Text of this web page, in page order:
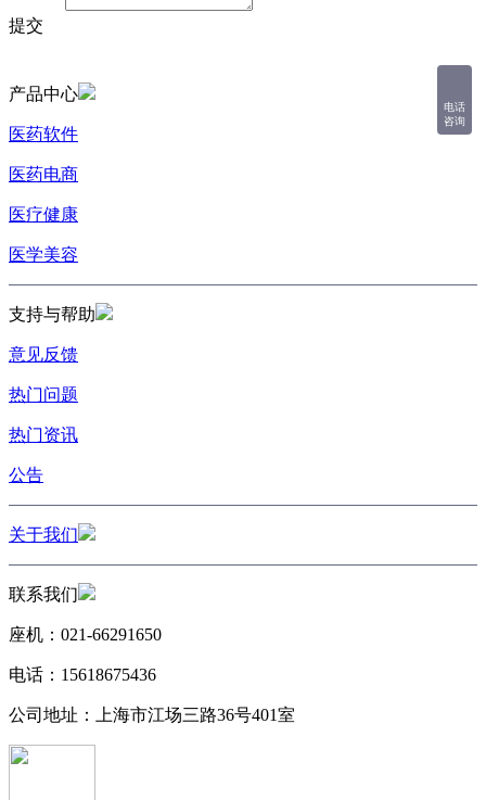
提交
电话
咨询
产品中心
医药软件
医药电商
医疗健康
医学美容
支持与帮助
意见反馈
热门问题
热门资讯
公告
关于我们
联系我们
座机：021-66291650
电话：15618675436
公司地址：上海市江场三路36号401室